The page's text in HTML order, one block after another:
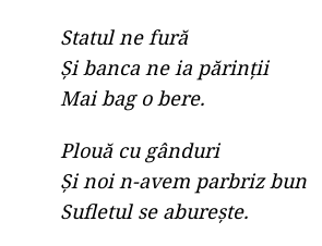
Statul ne fură
Și banca ne ia părinții
Mai bag o bere.
Plouă cu gânduri
Și noi n-avem parbriz bun
Sufletul se aburește.